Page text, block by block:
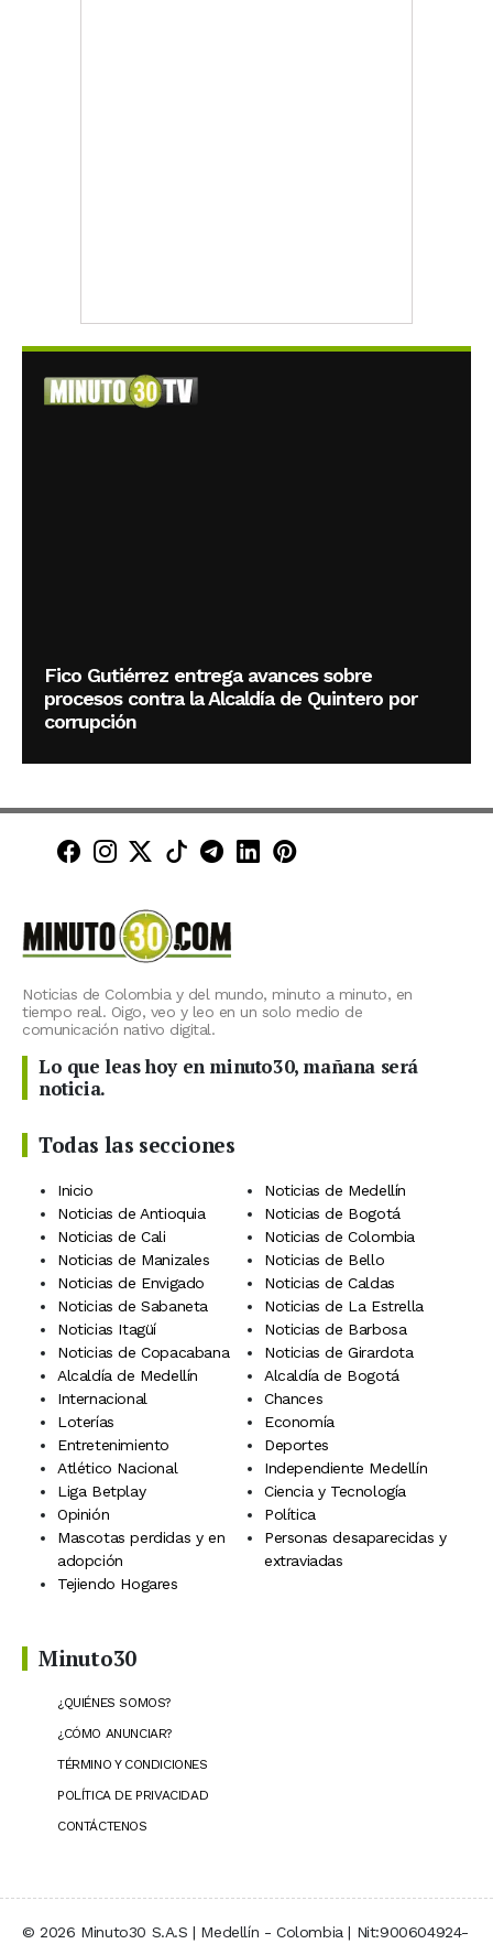
Fico Gutiérrez entrega avances sobre
procesos contra la Alcaldía de Quintero por
corrupción
Minuto30 en Facebook
Minuto30 en Instagram
Minuto30 en X (Twitter)
Minuto30 en TikTok
Canal de Minuto30 en
Minuto30 en LinkedIn
Minuto30 en
Noticias de Colombia y del mundo, minuto a minuto, en
tiempo real. Oigo, veo y leo en un solo medio de
comunicación nativo digital.
Lo que leas hoy en minuto30, mañana será
noticia.
Todas las secciones
Inicio
Noticias de Medellín
Noticias de Antioquia
Noticias de Bogotá
Noticias de Cali
Noticias de Colombia
Noticias de Manizales
Noticias de Bello
Noticias de Envigado
Noticias de Caldas
Noticias de Sabaneta
Noticias de La Estrella
Noticias Itagüí
Noticias de Barbosa
Noticias de Copacabana
Noticias de Girardota
Alcaldía de Medellín
Alcaldía de Bogotá
Internacional
Chances
Loterías
Economía
Entretenimiento
Deportes
Atlético Nacional
Independiente Medellín
Liga Betplay
Ciencia y Tecnología
Opinión
Política
Mascotas perdidas y en
adopción
Personas desaparecidas y
extraviadas
Tejiendo Hogares
Minuto30
¿QUIÉNES SOMOS?
¿CÓMO ANUNCIAR?
TÉRMINO Y CONDICIONES
POLÍTICA DE PRIVACIDAD
CONTÁCTENOS
© 2026 Minuto30 S.A.S | Medellín - Colombia | Nit:900604924-